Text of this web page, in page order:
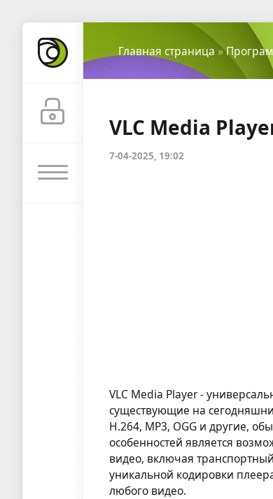
Главная страница »
VLC Media
7-04-2025, 19:02
VLC Media Player -
существующие на
H.264, MP3, OGG и другие,
особенностей является
видео, включая
уникальной кодировки
любого видео.